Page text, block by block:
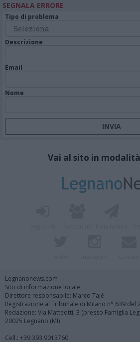
SEGNALA ERRORE
Tipo di problema
Descrizione
Email
Nome
Vai al sito in
Legnanonews.com
Sito di informazione locale
Direttore responsabile: Marco Tajè
Registrazione al Tribunale di Milano n° 639 del
Redazione: Via Matteotti, 3 (presso Famiglia
20025 Legnano (MI)
Cell.: +39.393.9013760